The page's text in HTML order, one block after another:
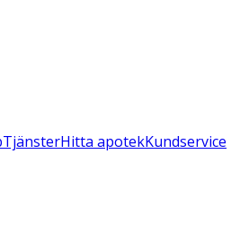
TjänsterHitta apotekKundservice